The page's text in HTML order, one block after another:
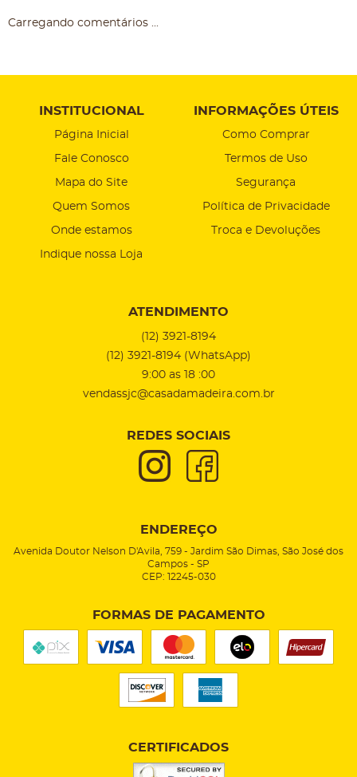
Carregando comentários ...
INSTITUCIONAL
Página Inicial
Fale Conosco
Mapa do Site
Quem Somos
Onde estamos
Indique nossa Loja
INFORMAÇÕES ÚTEIS
Como Comprar
Termos de Uso
Segurança
Política de Privacidade
Troca e Devoluções
ATENDIMENTO
(12) 3921-8194
(12) 3921-8194 (WhatsApp)
9:00 as 18 :00
vendassjc@casadamadeira.com.br
REDES SOCIAIS
ENDEREÇO
Avenida Doutor Nelson D'Avila, 759 - Jardim São Dimas, São José dos
Campos - SP
CEP: 12245-030
FORMAS DE PAGAMENTO
CERTIFICADOS